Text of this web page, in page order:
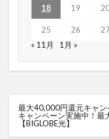
18 19
25 26
« 11月
1月 »
最大40,000円還元キャン
キャンペーン実施中！最
【BIGLOBE光】